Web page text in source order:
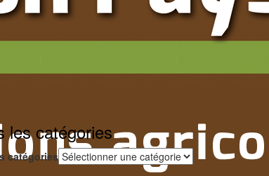
les catégories
catégories